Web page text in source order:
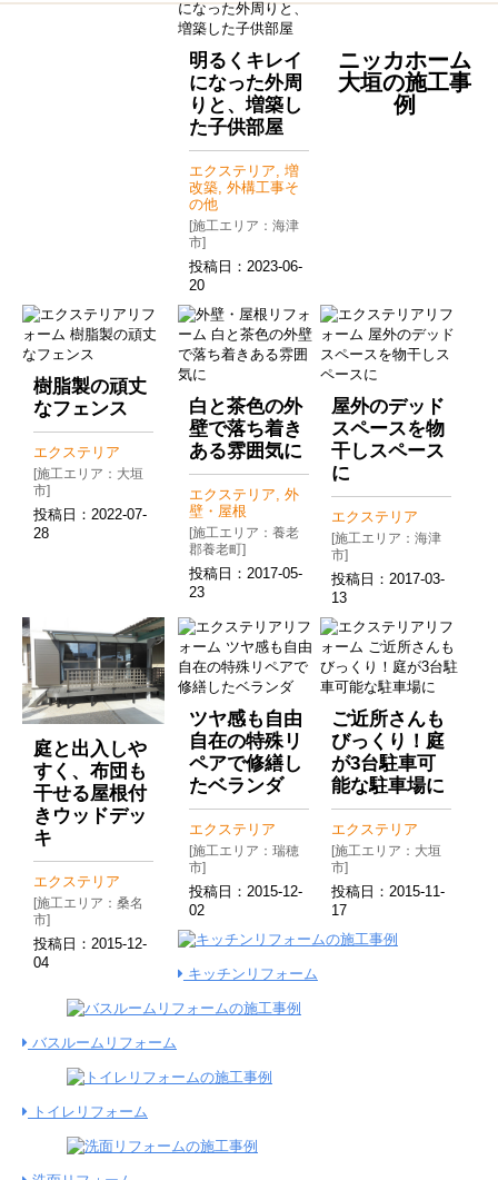
明るくキレイ
になった外周
りと、増築し
た子供部屋
エクステリア, 増
改築, 外構工事そ
の他
[施工エリア：海津
市]
投稿日： 2023-06-
20
樹脂製の頑丈
なフェンス
エクステリア
[施工エリア：大垣
市]
投稿日： 2022-07-
28
白と茶色の外
壁で落ち着き
ある雰囲気に
エクステリア, 外
壁・屋根
[施工エリア：養老
郡養老町]
投稿日： 2017-05-
23
屋外のデッド
スペースを物
干しスペース
に
エクステリア
[施工エリア：海津
市]
投稿日： 2017-03-
13
庭と出入しや
すく、布団も
干せる屋根付
きウッドデッ
キ
エクステリア
[施工エリア：桑名
市]
投稿日： 2015-12-
04
ツヤ感も自由
自在の特殊リ
ペアで修繕し
たベランダ
エクステリア
[施工エリア：瑞穂
市]
投稿日： 2015-12-
02
ご近所さんも
びっくり！庭
が3台駐車可
能な駐車場に
エクステリア
[施工エリア：大垣
市]
投稿日： 2015-11-
17
ニッカホーム
大垣の施工事
例
キッチンリフォーム
バスルームリフォーム
トイレリフォーム